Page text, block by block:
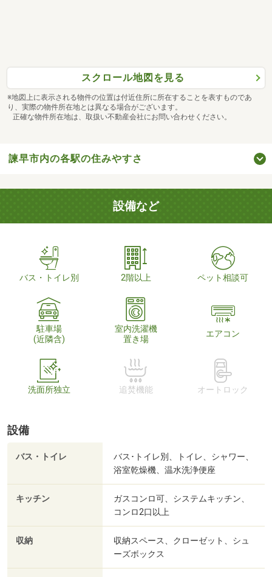
スクロール地図を見る
※地図上に表示される物件の位置は付近住所に所在することを表すものであ
り、実際の物件所在地とは異なる場合がございます。
正確な物件所在地は、取扱い不動産会社にお問い合わせください。
諫早市内の各駅の住みやすさ
設備など
バス・トイレ別 2階以上 ペット相談可
駐車場
(近隣含)
室内洗濯機
置き場
エアコン
洗面所独立 追焚機能 オートロック
設備
バス・トイレ
バス･トイレ別、トイレ、シャワー、
浴室乾燥機、温水洗浄便座
キッチン
ガスコンロ可、システムキッチン、
コンロ2口以上
収納
収納スペース、クローゼット、シュ
ーズボックス